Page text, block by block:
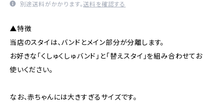
別途送料がかかります。送料を確認する
▲特徴
当店のスタイは、バンドとメイン部分が分離します。
お好きな「くしゅくしゅバンド」と「替えスタイ」を組み合わせてお
使いください。
なお、赤ちゃんには大きすぎるサイズです。